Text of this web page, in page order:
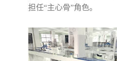
担任“主心骨”角色。